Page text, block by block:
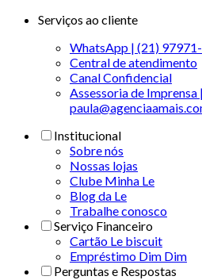
Serviços ao cliente
WhatsApp | (21)
Central de atendimento
Canal Confidencial
Assessoria de Imprensa |
Institucional
Sobre nós
Nossas lojas
Clube Minha Le
Blog da Le
Trabalhe conosco
Serviço Financeiro
Cartão Le biscuit
Empréstimo Dim Dim
Perguntas e Respostas